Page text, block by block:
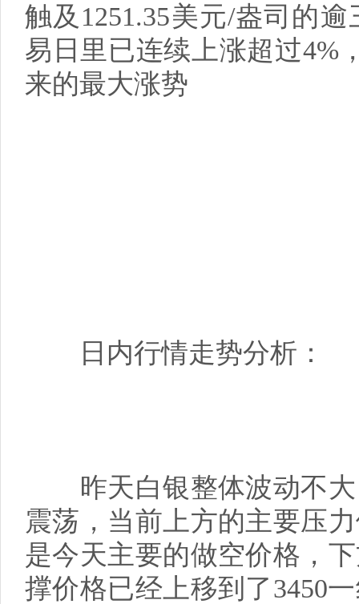
触及1251.35美元/盎司的
易日里已连续上涨超过4%
来的最大涨势
日内行情走势分析：
昨天白银整体波动不大
震荡，当前上方的主要压
是今天主要的做空价格，
撑价格已经上移到了3450